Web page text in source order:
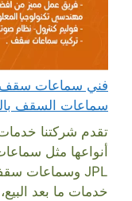
سماعات السقف
تقدم شركتنا
أنواعها مثل
خدمات ما بعد